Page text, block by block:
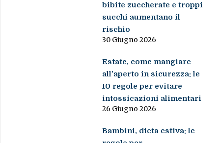
bibite zuccherate e troppi
succhi aumentano il
rischio
30 Giugno 2026
Estate, come mangiare
all’aperto in sicurezza: le
10 regole per evitare
intossicazioni alimentari
26 Giugno 2026
Bambini, dieta estiva: le